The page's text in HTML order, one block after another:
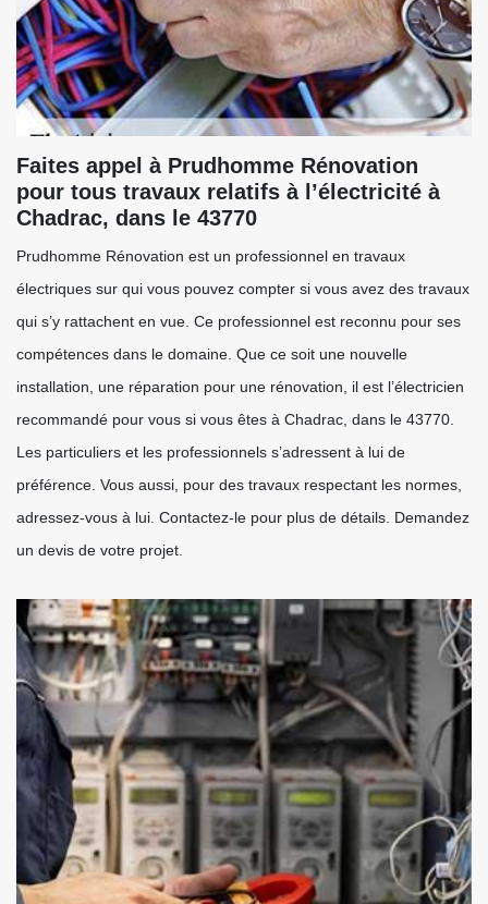
Faites appel à Prudhomme Rénovation
pour tous travaux relatifs à l’électricité à
Chadrac, dans le 43770
Prudhomme Rénovation est un professionnel en travaux
électriques sur qui vous pouvez compter si vous avez des travaux
qui s’y rattachent en vue. Ce professionnel est reconnu pour ses
compétences dans le domaine. Que ce soit une nouvelle
installation, une réparation pour une rénovation, il est l’électricien
recommandé pour vous si vous êtes à Chadrac, dans le 43770.
Les particuliers et les professionnels s’adressent à lui de
préférence. Vous aussi, pour des travaux respectant les normes,
adressez-vous à lui. Contactez-le pour plus de détails. Demandez
un devis de votre projet.